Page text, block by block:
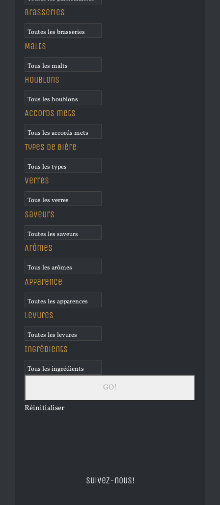
Brasseries
Malts
Houblons
Accords mets
Types de bière
Verres
Saveurs
Arômes
Apparence
Levures
Ingrédients
Réinitialiser
Suivez-nous!